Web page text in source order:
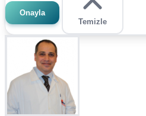
Onayla
Temizle